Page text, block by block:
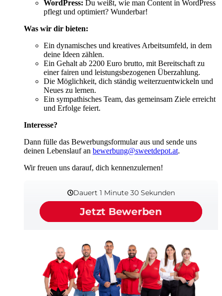
WordPress: Du weißt, wie man Content in WordPress
pflegt und optimiert? Wunderbar!
Was wir dir bieten:
Ein dynamisches und kreatives Arbeitsumfeld, in dem
deine Ideen zählen.
Ein Gehalt ab 2200 Euro brutto, mit Bereitschaft zu
einer fairen und leistungsbezogenen Überzahlung.
Die Möglichkeit, dich ständig weiterzuentwickeln und
Neues zu lernen.
Ein sympathisches Team, das gemeinsam Ziele erreicht
und Erfolge feiert.
Interesse?
Dann fülle das Bewerbungsformular aus und sende uns
deinen Lebenslauf an bewerbung@sweetdepot.at.
Wir freuen uns darauf, dich kennenzulernen!